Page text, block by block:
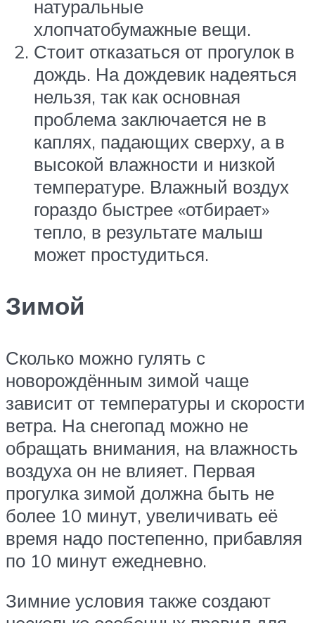
натуральные
хлопчатобумажные вещи.
Стоит отказаться от прогулок в
дождь. На дождевик надеяться
нельзя, так как основная
проблема заключается не в
каплях, падающих сверху, а в
высокой влажности и низкой
температуре. Влажный воздух
гораздо быстрее «отбирает»
тепло, в результате малыш
может простудиться.
Зимой
Сколько можно гулять с
новорождённым зимой чаще
зависит от температуры и скорости
ветра. На снегопад можно не
обращать внимания, на влажность
воздуха он не влияет. Первая
прогулка зимой должна быть не
более 10 минут, увеличивать её
время надо постепенно, прибавляя
по 10 минут ежедневно.
Зимние условия также создают